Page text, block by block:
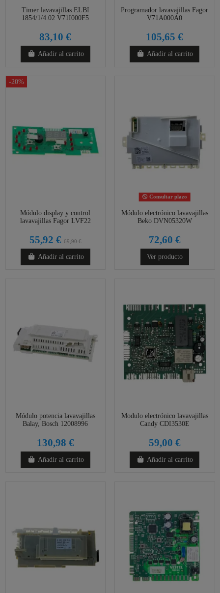
Timer lavavajillas ELBI
1854/1/4.02 V71I000F5
83,10 €
Añadir al carrito
Programador lavavajillas Fagor
V71A000A0
105,65 €
Añadir al carrito
-20%
Módulo display y control
lavavajillas Fagor LVF22
55,92 € 69,90 €
Añadir al carrito
Consultar plazo
Módulo electrónico lavavajillas
Beko DVN05320W
72,60 €
Ver producto
Módulo potencia lavavajillas
Balay, Bosch 12008996
130,98 €
Añadir al carrito
Modulo electrónico lavavajillas
Candy CDI3530E
59,00 €
Añadir al carrito